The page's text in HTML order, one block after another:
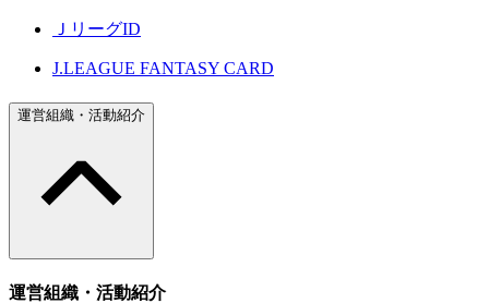
ＪリーグID
J.LEAGUE FANTASY CARD
運営組織・活動紹介
運営組織・活動紹介